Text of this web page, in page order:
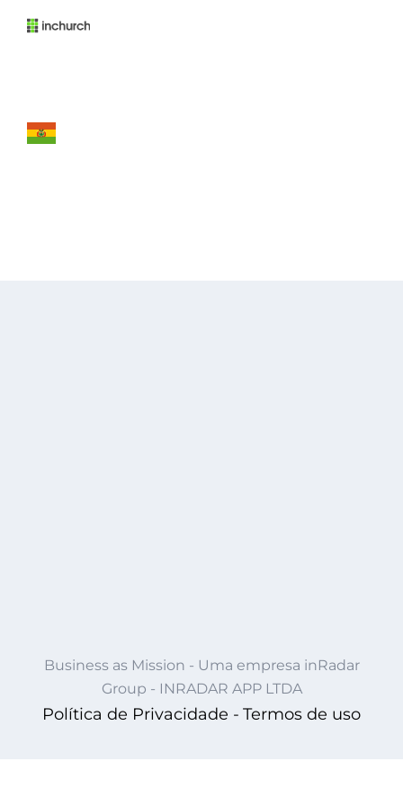
Business as Mission - Uma empresa inRadar
Group - INRADAR APP LTDA
Política de Privacidade - Termos de uso